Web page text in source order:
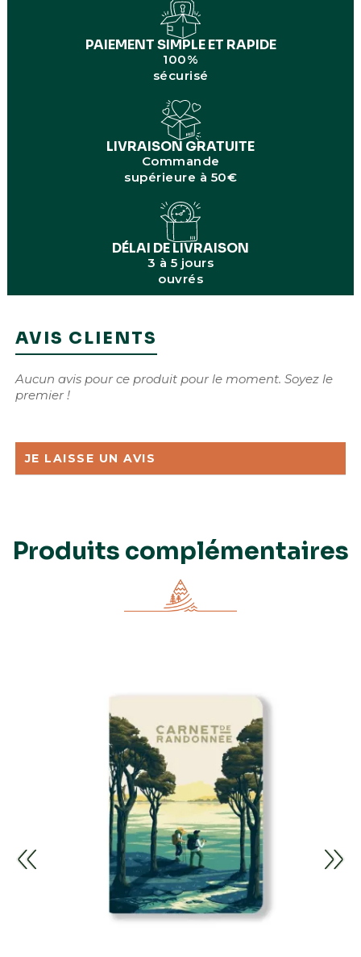
PAIEMENT SIMPLE ET RAPIDE
100%
sécurisé
LIVRAISON GRATUITE
Commande
supérieure à 50€
DÉLAI DE LIVRAISON
3 à 5 jours
ouvrés
AVIS CLIENTS
Aucun avis pour ce produit pour le moment. Soyez le
premier !
JE LAISSE UN AVIS
Produits complémentaires